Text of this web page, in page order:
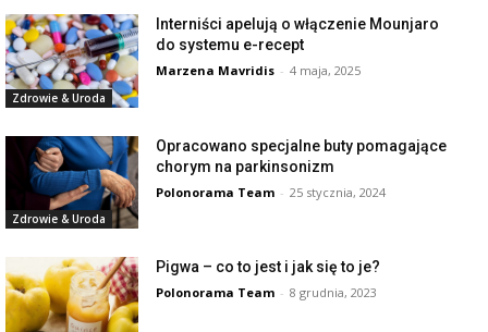
Zdrowie & Uroda
Interniści apelują o włączenie Mounjaro
do systemu e-recept
Marzena Mavridis - 4 maja, 2025
Zdrowie & Uroda
Opracowano specjalne buty pomagające
chorym na parkinsonizm
Polonorama Team - 25 stycznia, 2024
Pigwa – co to jest i jak się to je?
Polonorama Team - 8 grudnia, 2023